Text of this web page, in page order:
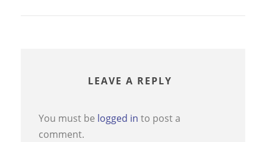
LEAVE A REPLY
You must be logged in to post a
comment.